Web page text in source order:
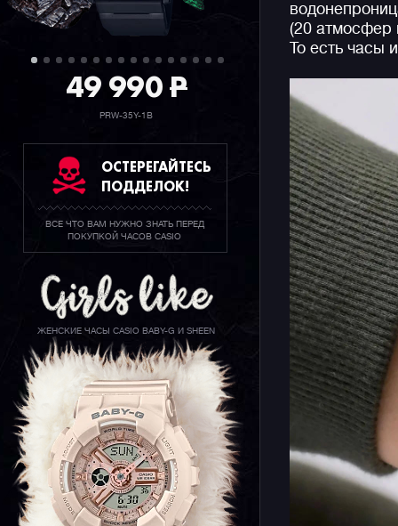
49 990P
PRW-35Y-1B
ОСТЕРЕГАЙТЕСЬ
ПОДДЕЛОК!
ВСЕ ЧТО ВАМ НУЖНО ЗНАТЬ ПЕРЕД
ПОКУПКОЙ ЧАСОВ CASIO
ЖЕНСКИЕ ЧАСЫ CASIO BABY-G И SHEEN
(20 атмосфер
То есть